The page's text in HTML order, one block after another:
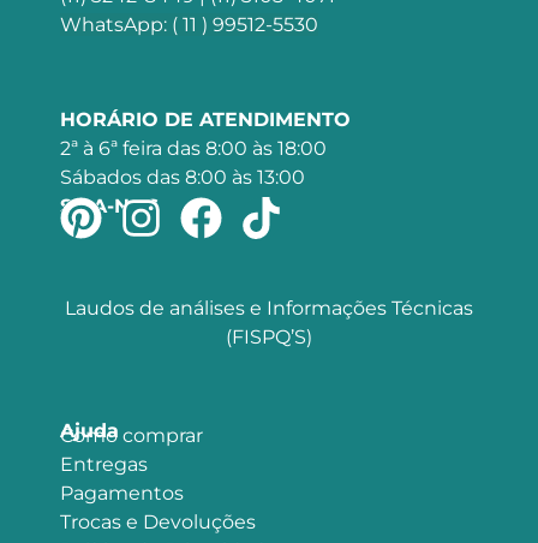
WhatsApp: ( 11 ) 99512-5530
HORÁRIO DE ATENDIMENTO
2ª à 6ª feira das 8:00 às 18:00
Sábados das 8:00 às 13:00
SIGA-NOS
Laudos de análises e Informações Técnicas
(FISPQ’S)
Ajuda
Como comprar
Entregas
Pagamentos
Trocas e Devoluções